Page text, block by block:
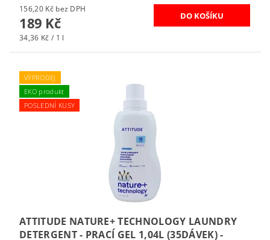
156,20 Kč bez DPH
189 Kč
34,36 Kč / 1 l
VÝPRODEJ
EKO produkt
POSLEDNÍ KUSY
ATTITUDE NATURE+ TECHNOLOGY LAUNDRY
DETERGENT - PRACÍ GEL 1,04L (35DÁVEK) -